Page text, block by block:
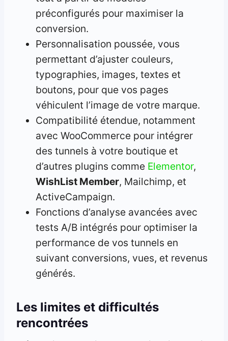
préconfigurés pour maximiser la
conversion.
Personnalisation poussée, vous
permettant d’ajuster couleurs,
typographies, images, textes et
boutons, pour que vos pages
véhiculent l’image de votre marque.
Compatibilité étendue, notamment
avec WooCommerce pour intégrer
des tunnels à votre boutique et
d’autres plugins comme Elementor,
WishList Member, Mailchimp, et
ActiveCampaign.
Fonctions d’analyse avancées avec
tests A/B intégrés pour optimiser la
performance de vos tunnels en
suivant conversions, vues, et revenus
générés.
Les limites et difficultés
rencontrées